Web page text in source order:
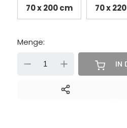
70 x 200 cm 70 x
Menge:
IN